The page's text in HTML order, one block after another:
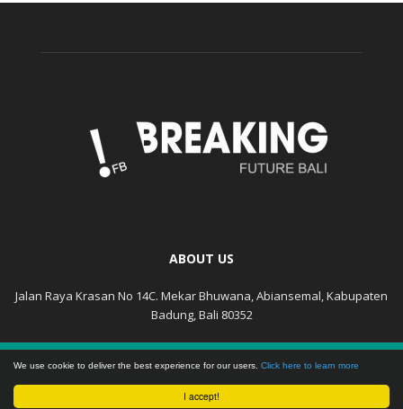
I accept!
We use cookie to deliver the best experience for our users. Click here to learn more
ABOUT US
Jalan Raya Krasan No 14C. Mekar Bhuwana, Abiansemal, Kabupaten
Badung, Bali 80352
KEBIJAKAN PRIVASI DISCLAIMER
© Copyright FutureBali 2018